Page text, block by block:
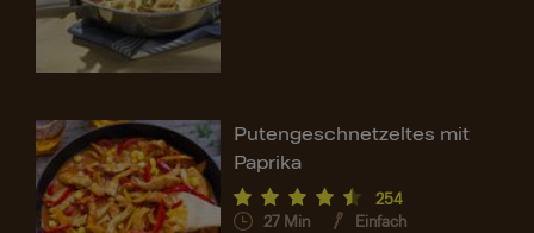
Putengeschnetzeltes mit
Paprika
254
27 Min Einfach